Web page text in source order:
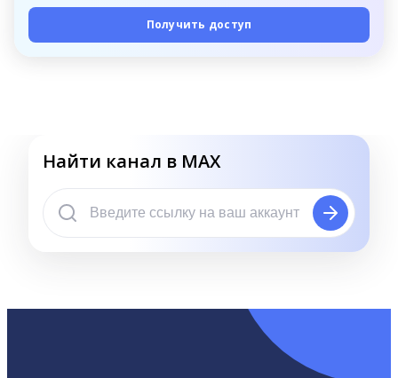
Получить доступ
Найти канал в MAX